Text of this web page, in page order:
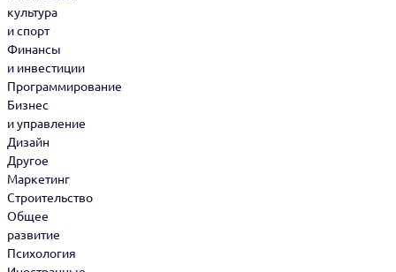
культура
и спорт
Финансы
и инвестиции
Программирование
Бизнес
и управление
Дизайн
Другое
Маркетинг
Строительство
Общее
развитие
Психология